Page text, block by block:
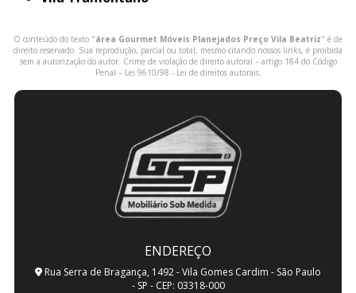
O conteúdo do texto "área Gourmet Móveis Planejados Preço Vila Beatriz" é de
direito reservado. Sua reprodução, parcial ou total, mesmo citando nossos links, é proibida
sem a autorização do autor. Crime de violação de direito autoral – artigo 184 do Código
Penal – Lei 9610/98 - Lei de direitos autorais.
ENDEREÇO
Rua Serra de Bragança, 1492 - Vila Gomes Cardim - São Paulo
- SP - CEP: 03318-000